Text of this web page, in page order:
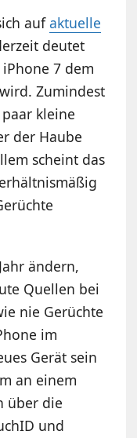
aufaktuelle
deutet
7 dem
Zumindest
kleine
der Haube
scheint das
ändern,
Quellen bei
nie Gerüchte
im
Gerät sein
an einem
über die
und